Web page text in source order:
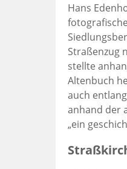
Hans
Straßenzug
stellte
Altenbuch
auch
anhand der
„ein